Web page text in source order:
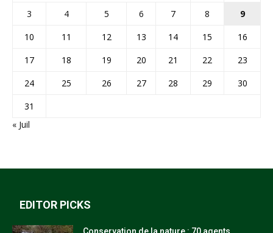
3
4 5 6 7 8
9
10
11 12 13 14 15
16
17
18 19 20 21 22
23
24
25 26 27 28 29
30
31
« Juil
EDITOR PICKS
Conservation de la nature : 70 agents